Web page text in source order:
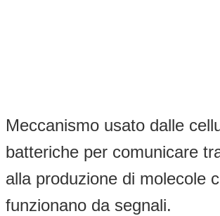
Meccanismo usato dalle
batteriche per comunicare
alla produzione di molecole
funzionano da segnali.